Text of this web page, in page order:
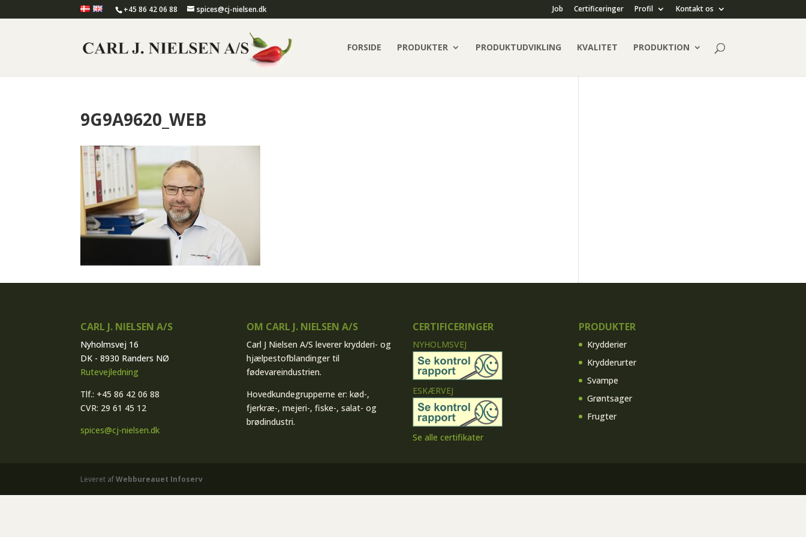
+45 86 42 06 88 spices@cj-nielsen.dk Job Certificeringer Profil Kontakt os
FORSIDE PRODUKTER PRODUKTUDVIKLING KVALITET PRODUKTION
9G9A9620_WEB
CARL J. NIELSEN A/S
Nyholmsvej 16
DK - 8930 Randers NØ
Rutevejledning
Tlf.: +45 86 42 06 88
CVR: 29 61 45 12
spices@cj-nielsen.dk
OM CARL J. NIELSEN A/S
Carl J Nielsen A/S leverer krydderi- og
hjælpestofblandinger til
fødevareindustrien.
Hovedkundegrupperne er: kød-,
fjerkræ-, mejeri-, fiske-, salat- og
brødindustri.
CERTIFICERINGER
NYHOLMSVEJ
ESKÆRVEJ
Se alle certifikater
PRODUKTER
Krydderier
Krydderurter
Svampe
Grøntsager
Frugter
Leveret afWebbureauet Infoserv